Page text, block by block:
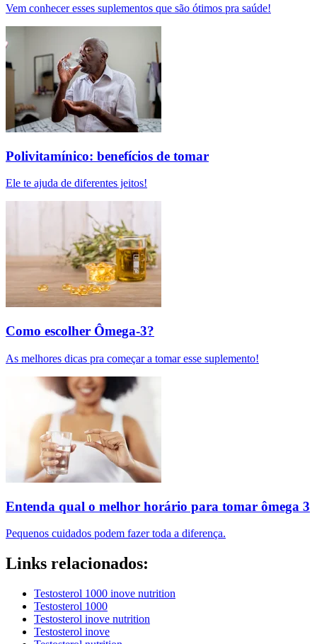
Vem conhecer esses suplementos que são ótimos pra saúde!
Polivitamínico: benefícios de tomar
Ele te ajuda de diferentes jeitos!
Como escolher Ômega-3?
As melhores dicas pra começar a tomar esse suplemento!
Entenda qual o melhor horário para tomar ômega 3
Pequenos cuidados podem fazer toda a diferença.
Links relacionados:
Testosterol 1000 inove nutrition
Testosterol 1000
Testosterol inove nutrition
Testosterol inove